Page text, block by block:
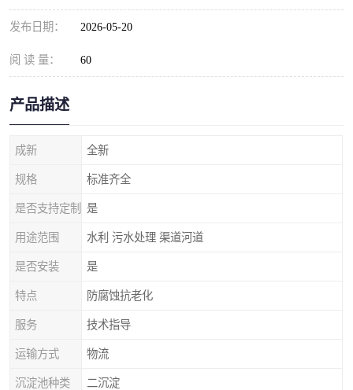
发布日期： 2026-05-20
阅 读 量： 60
产品描述
成新 全新
规格 标准齐全
是否支持定制 是
用途范围 水利 污水处理 渠道河道
是否安装 是
特点 防腐蚀抗老化
服务 技术指导
运输方式 物流
沉淀池种类 二沉淀